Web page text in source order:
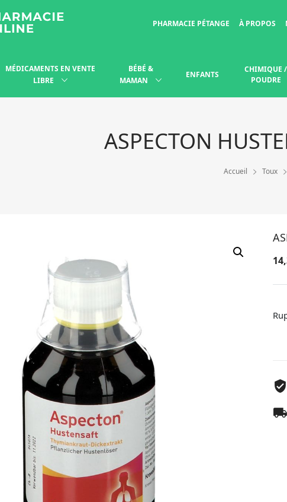
PHARMACIE PÉTANGE À PROPOS
MÉDICAMENTS EN VENTE
LIBRE
BÉBÉ &
MAMAN
ENFANTS
CHIMIQUE /
POUDRE
ASPECTON
Accueil Toux